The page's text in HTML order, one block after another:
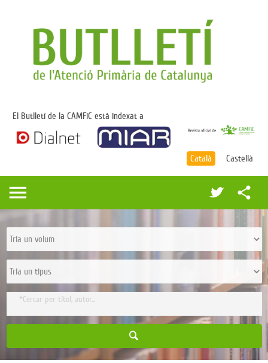
El Butlletí de la CAMFiC està indexat a
Català Castellà
share
menu